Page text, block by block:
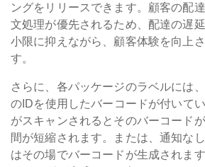
ングをリリースできます。顧客の配
文処理が優先されるため、配達の遅
小限に抑えながら、顧客体験を向上
す。
さらに、各パッケージのラベルには
のIDを使用したバーコードが付いて
がスキャンされるとそのバーコード
間が短縮されます。または、通知な
はその場でバーコードが生成されま